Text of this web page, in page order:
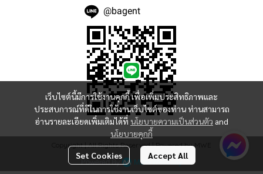
เว็บไซต์นี้มีการใช้งานคุกกี้ เพื่อเพิ่มประสิทธิภาพและ
ประสบการณ์ที่ดีในการใช้งานเว็บไซต์ของท่าน ท่านสามารถ
อ่านรายละเอียดเพิ่มเติมได้ที่ นโยบายความเป็นส่วนตัว and
นโยบายคุกกี้
Set Cookies Accept All
@bagent
Copyright | All Rights Reserved | Powered by MWE
Powered By MakeWebEasy